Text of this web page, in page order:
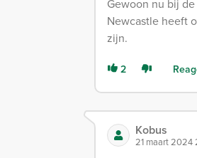
Gewoon nu bij
Newcastle heeft
zijn.
2
Kobus
21 maart 2024